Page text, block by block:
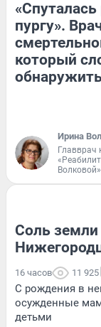
пургу».
который
Ирина
Главврач
Волковой»
Соль земли
16 часов 11 925
С рождения в
осужденные
детьми